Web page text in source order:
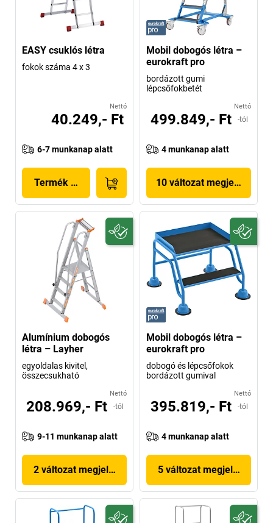
EASY csuklós létra
fokok száma 4 x 3
Nettó
40.249,- Ft
6-7 munkanap alatt
Termék megjelenítése
Mobil dobogós létra –
eurokraft pro
bordázott gumi
lépcsőfokbetét
Nettó
499.849,- Ft -tól
4 munkanap alatt
10 változat megjelenítése
Alumínium dobogós
létra – Layher
egyoldalas kivitel,
összecsukható
Nettó
208.969,- Ft -tól
9-11 munkanap alatt
2 változat megjelenítése
Mobil dobogós létra –
eurokraft pro
dobogó és lépcsőfokok
bordázott gumival
Nettó
395.819,- Ft -tól
4 munkanap alatt
5 változat megjelenítése